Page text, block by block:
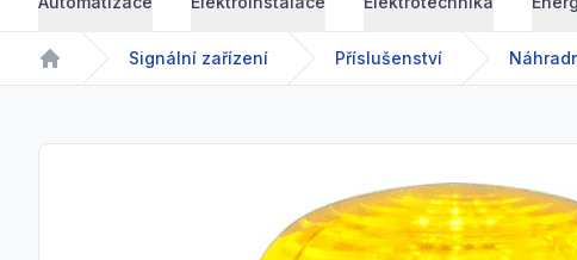
Home
Signální zařízení Příslušenství